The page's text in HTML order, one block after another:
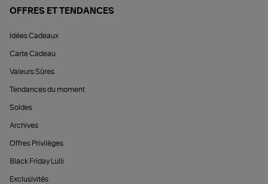
OFFRES ET TENDANCES
Idées Cadeaux
Carte Cadeau
Valeurs Sûres
Tendances du moment
Soldes
Archives
Offres Privilèges
Black Friday Lulli
Exclusivités